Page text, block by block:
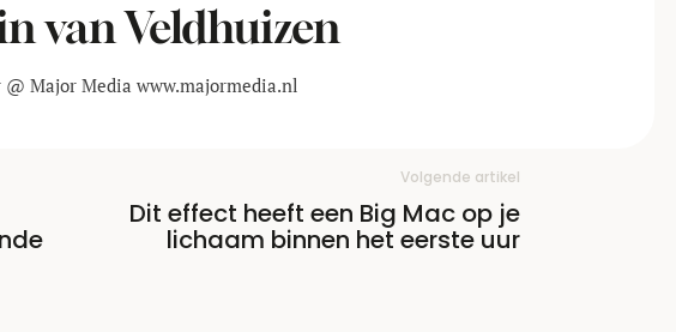
van Veldhuizen
Major Media www.majormedia.nl
Volgende artikel
Dit effect heeft een Big Mac op je
lichaam binnen het eerste uur